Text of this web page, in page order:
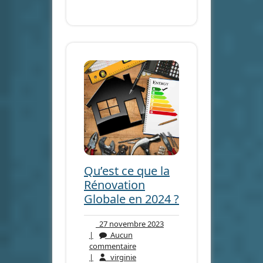
Qu’est ce que la
Rénovation
Globale en 2024 ?
27 novembre 202327
|
Aucun
commentaireAucun
commentaire
| virginievirginie